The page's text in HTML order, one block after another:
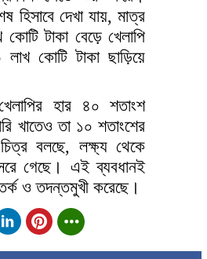
হিসাবে দেখা যায়, মাত্র
টাকা বেড়ে খেলাপি
কোটি টাকা ছাড়িয়ে
হার ৪০ শতাংশ
খাতেও তা ১০ শতাংশের
বলছে, লক্ষ্য থেকে
গেছে। এই ব্যবধানই
ও তদন্তমুখী করেছে।